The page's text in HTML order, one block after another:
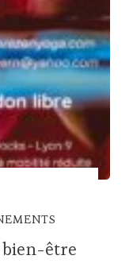
bien-être